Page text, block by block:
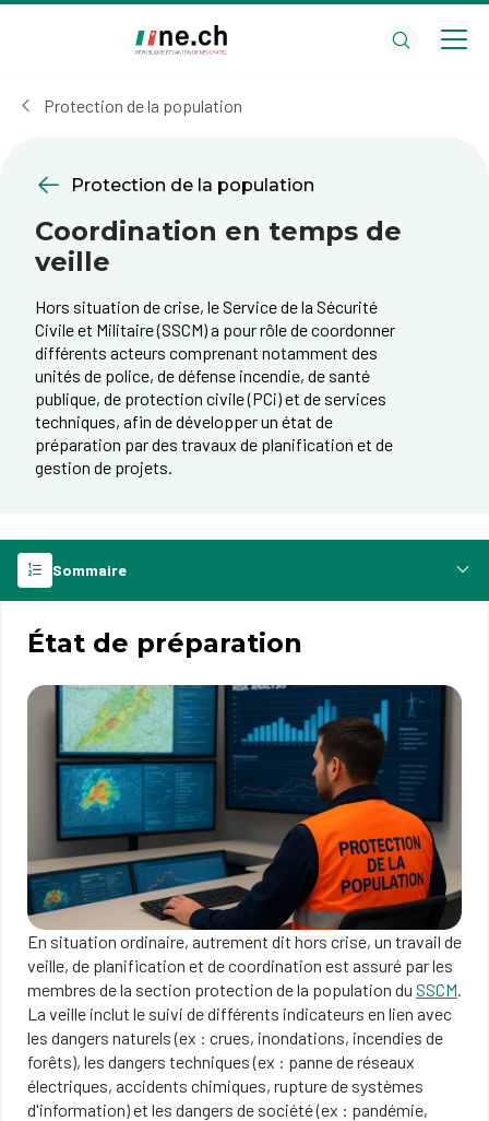
cookies
Protection de la population
Protection de la population
Coordination en temps de
veille
Hors situation de crise, le Service de la Sécurité
Civile et Militaire (SSCM) a pour rôle de coordonner
différents acteurs comprenant notamment des
unités de police, de défense incendie, de santé
publique, de protection civile (PCi) et de services
techniques, afin de développer un état de
préparation par des travaux de planification et de
gestion de projets.
Sommaire
État de préparation
En situation ordinaire, autrement dit hors crise, un travail de
veille, de planification et de coordination est assuré par les
membres de la section protection de la population du SSCM.
La veille inclut le suivi de différents indicateurs en lien avec
les dangers naturels (ex : crues, inondations, incendies de
forêts), les dangers techniques (ex : panne de réseaux
électriques, accidents chimiques, rupture de systèmes
d'information) et les dangers de société (ex : pandémie,